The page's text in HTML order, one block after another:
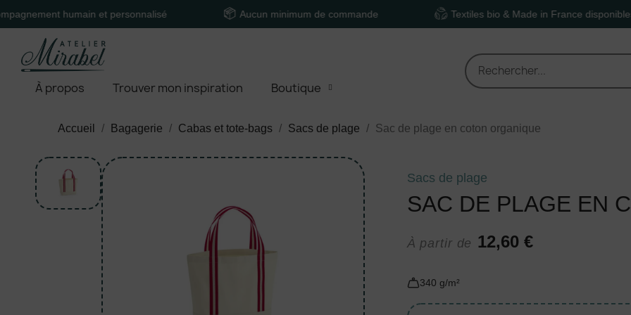
humain et personnalisé Aucun minimum de commande Textiles bio & Made in France disponibles
À propos Trouver mon inspiration Boutique
Accueil Bagagerie Cabas et tote-bags Sacs de plage Sac de plage en coton organique
Sacs de plage
SAC DE PLAGE EN
À partir de 12,60 €
340 g/m²